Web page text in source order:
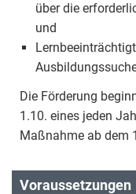
über die
und
Die Förderung
1.10. eines jeden
Maßnahme ab dem
Voraussetzungen